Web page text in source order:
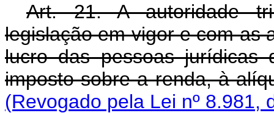
Art. 21. A autoridade
legislação em vigor e com as
lucro das pessoas
imposto sobre a renda, à
(Revogado pela Lei nº 8.981,